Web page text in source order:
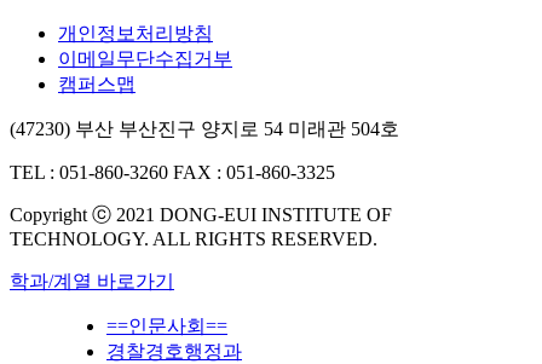
개인정보처리방침
이메일무단수집거부
캠퍼스맵
(47230) 부산 부산진구 양지로 54 미래관 504호
TEL : 051-860-3260 FAX : 051-860-3325
Copyright ⓒ 2021 DONG-EUI INSTITUTE OF
TECHNOLOGY. ALL RIGHTS RESERVED.
학과/계열 바로가기
==인문사회==
경찰경호행정과